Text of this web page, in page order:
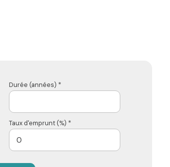
Durée (années) *
Taux d'emprunt (%) *